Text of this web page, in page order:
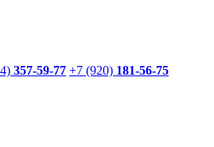
357-59-77 +7 (920) 181-56-75